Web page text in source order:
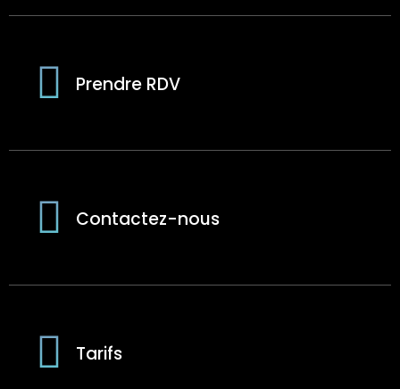
Prendre RDV
Contactez-nous
Tarifs